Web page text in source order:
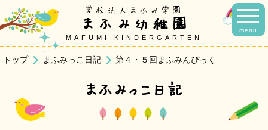
menu
学校法人まふみ学園
まふみ幼稚園
MAFUMI KINDERGARTEN
トップ まふみっこ日記 第４・５回まふみんぴっく
まふみっこ日記